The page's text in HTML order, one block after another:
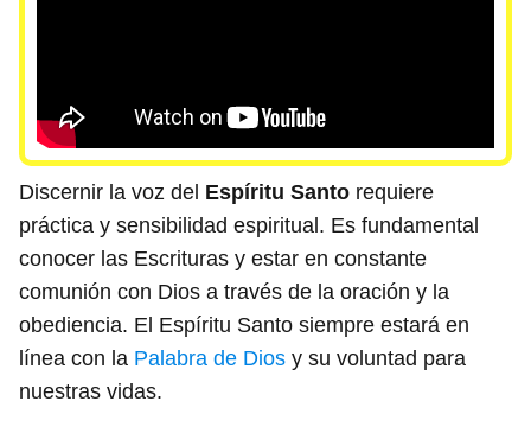
Discernir la voz del Espíritu Santo requiere
práctica y sensibilidad espiritual. Es fundamental
conocer las Escrituras y estar en constante
comunión con Dios a través de la oración y la
obediencia. El Espíritu Santo siempre estará en
línea con la Palabra de Dios y su voluntad para
nuestras vidas.